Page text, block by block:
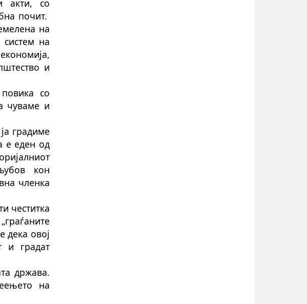
акти, со
почит.
на
систем на
и
со
чуваме и
градиме
е еден од
кон
членка
честитка
дека овој
и градат
држава.
на